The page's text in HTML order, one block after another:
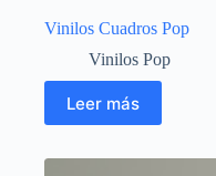
Vinilos Cuadros Pop
Vinilos Pop
Leer más